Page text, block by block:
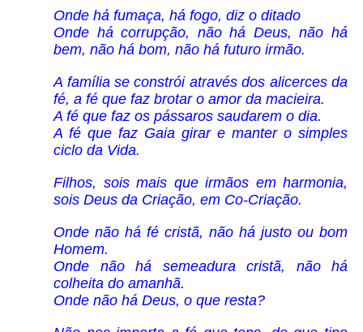
Onde há fumaça, há fogo, diz o ditado
Onde há corrupção, não há Deus, não há
bem, não há bom, não há futuro irmão.
A família se constrói através dos alicerces da
fé, a fé que faz brotar o amor da macieira.
A fé que faz os pássaros saudarem o dia.
A fé que faz Gaia girar e manter o simples
ciclo da Vida.
Filhos, sois mais que irmãos em harmonia,
sois Deus da Criação, em Co-Criação.
Onde não há fé cristã, não há justo ou bom
Homem.
Onde não há semeadura cristã, não há
colheita do amanhã.
Onde não há Deus, o que resta?